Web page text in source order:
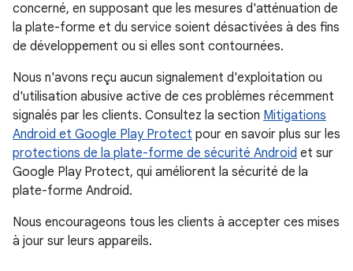
concerné, en supposant que les mesures d'atténuation de
la plate-forme et du service soient désactivées à des fins
de développement ou si elles sont contournées.
Nous n'avons reçu aucun signalement d'exploitation ou
d'utilisation abusive active de ces problèmes récemment
signalés par les clients. Consultez la section Mitigations
Android et Google Play Protect pour en savoir plus sur les
protections de la plate-forme de sécurité Android et sur
Google Play Protect, qui améliorent la sécurité de la
plate-forme Android.
Nous encourageons tous les clients à accepter ces mises
à jour sur leurs appareils.